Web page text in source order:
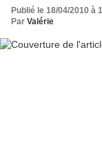
Publié le 18/04/2010 à
Par Valérie